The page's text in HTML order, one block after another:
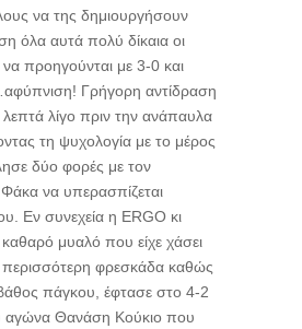
να της δημιουργήσουν
όλα αυτά πολύ δίκαια οι
να προηγούνται με 3-0 και
Γρήγορη αντίδραση
λίγο πριν την ανάπαυλα
τη ψυχολογία με το μέρος
δύο φορές με τον
να υπερασπίζεται
Εν συνεχεία η ERGO κι
μυαλό που είχε χάσει
περισσότερη φρεσκάδα καθώς
πάγκου, έφτασε στο 4-2
αγώνα Θανάση Κούκιο που